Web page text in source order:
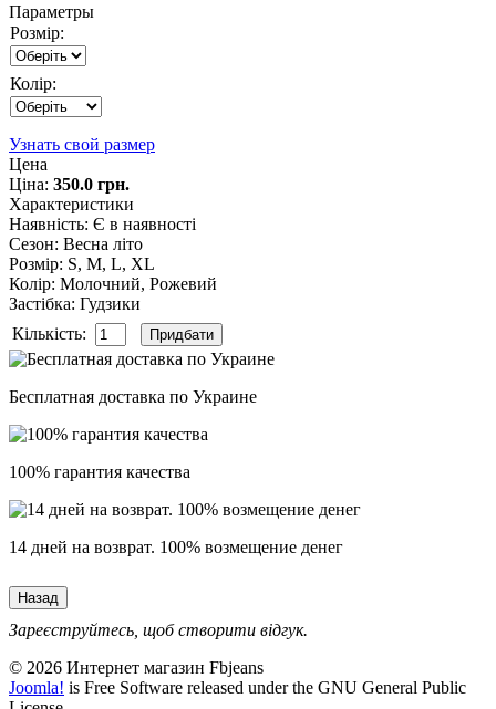
Параметры
Розмір:
Колір:
Узнать свой размер
Цена
Ціна: 350.0 грн.
Характеристики
Наявність: Є в наявності
Сезон: Весна літо
Розмір: S, M, L, XL
Колір: Молочний, Рожевий
Застібка: Гудзики
Кількість:
Бесплатная доставка по Украине
100% гарантия качества
14 дней на возврат. 100% возмещение денег
Зареєструйтесь, щоб створити відгук.
© 2026 Интернет магазин Fbjeans
Joomla! is Free Software released under the GNU General Public